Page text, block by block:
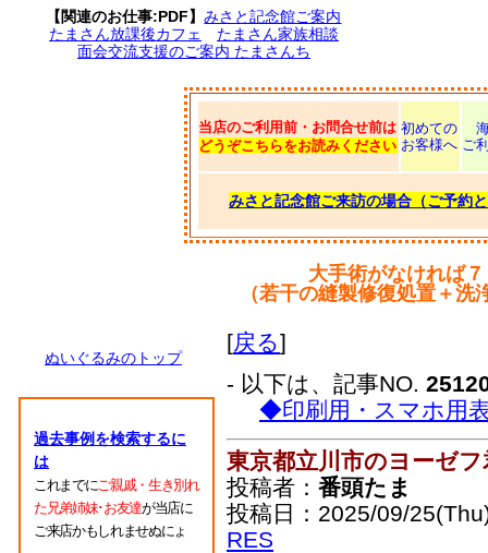
【関連のお仕事:PDF】みさと記念館ご案内
たまさん放課後カフェ
たまさん家族相談
面会交流支援のご案内 たまさんち
当店のご利用前・お問合せ前は
どうぞこちらをお読みください
初めての
お客様へ ご
みさと記念館ご来訪の場合（ご予約
大手術がなければ
（若干の縫製修復処置＋
ぬいぐるみのトップ
過去事例を検索するに
は
これまでにご親戚・生き別れ
た兄弟姉妹･お友達が当店に
ご来店かもしれませぬにょ
[戻る]
- 以下は、記事NO.
◆印刷用・スマホ用
東京都立川市のヨーゼフ
投稿者： 番頭たま
投稿日：2025/09/
RES